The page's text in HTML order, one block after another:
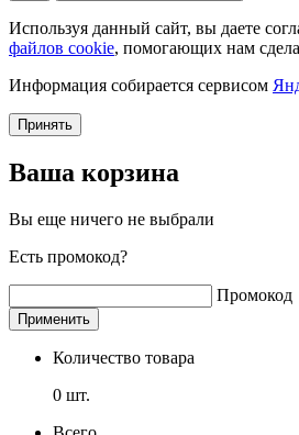
Используя данный сайт, вы даете
файлов cookie, помогающих нам
Информация собирается сервисом
Принять
Ваша корзина
Вы еще ничего не выбрали
Есть промокод?
Промокод
Применить
Количество товара
0 шт.